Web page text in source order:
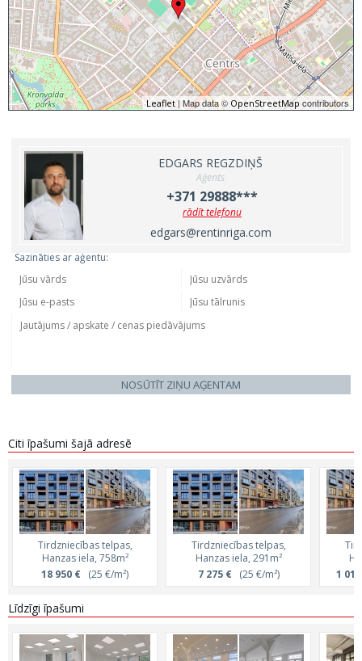
Leaflet| Map data © OpenStreetMap contributors
EDGARS REGZDIŅŠ
Aģents
+371 29888***
rādīt telefonu
edgars@rentinriga.com
Sazināties ar aģentu:
NOSŪTĪT ZIŅU AĢENTAM
Citi īpašumi šajā adresē
Tirdzniecības telpas,
Hanzas iela, 758m²
18 950 € (25 €/m²)
Tirdzniecības telpas,
Hanzas iela, 291m²
7 275 €(25 €/m²)
1
Līdzīgi īpašumi